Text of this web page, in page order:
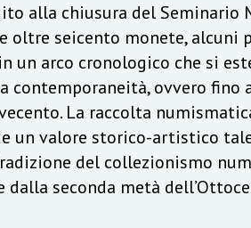
alla chiusura del Seminario
oltre seicento monete, alcuni
un arco cronologico che si
contemporaneità, ovvero fino
La raccolta
un valore storico-artistico
del collezionismo
seconda metà